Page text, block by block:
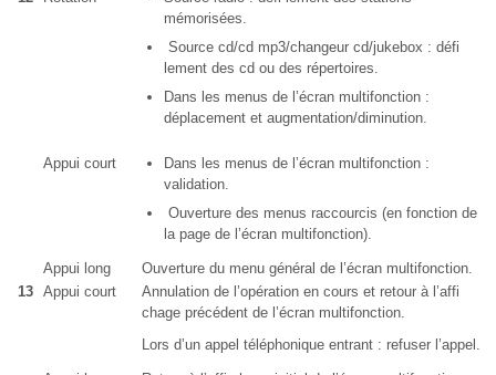
mémorisées.
Source cd/cd mp3/changeur cd/jukebox : défi
lement des cd ou des répertoires.
Dans les menus de l’écran multifonction :
déplacement et augmentation/diminution.
Appui court
Dans les menus de l’écran multifonction :
validation.
Ouverture des menus raccourcis (en fonction de
la page de l’écran multifonction).
Appui long
Ouverture du menu général de l’écran multifonction.
13 Appui court
Annulation de l’opération en cours et retour à l’affi
chage précédent de l’écran multifonction.
Lors d’un appel téléphonique entrant : refuser l’appel.